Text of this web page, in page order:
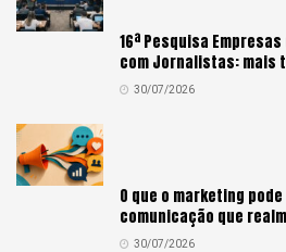
16ª Pesquisa
com Jornalistas: mais
30/07/2026
O que o marketing
comunicação que
30/07/2026